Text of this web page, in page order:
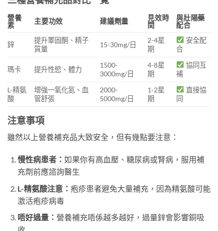
營養
素
主要功效 建議劑量
見效時
間
與壯陽藥
配合
鋅
提升睪固酮、精子
質量
15-30mg/日
2-4星
期
安全配
合
瑪卡 提升性慾、體力
1500-
3000mg/日
4-8星
期
協同互
補
L-精氨
酸
增強一氧化氮、血
管舒張
2000-
5000mg/日
1-2星
期
直接協
同
注意事項
雖然以上營養補充品大致安全，但有幾點要注意：
慢性病患者： 如果你有高血壓、糖尿病或腎病，服用補
充劑前應諮詢醫生
L-精氨酸注意： 疱疹患者避免大量補充，因為精氨酸可能
激活疱疹病毒
唔好過量： 營養補充唔係越多越好，過量鋅會影響銅吸